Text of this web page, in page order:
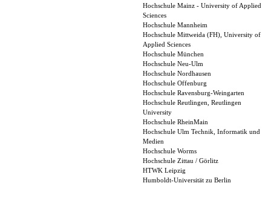
Hochschule Mainz - University of Applied
Sciences
Hochschule Mannheim
Hochschule Mittweida (FH), University of
Applied Sciences
Hochschule München
Hochschule Neu-Ulm
Hochschule Nordhausen
Hochschule Offenburg
Hochschule Ravensburg-Weingarten
Hochschule Reutlingen, Reutlingen
University
Hochschule RheinMain
Hochschule Ulm Technik, Informatik und
Medien
Hochschule Worms
Hochschule Zittau / Görlitz
HTWK Leipzig
Humboldt-Universität zu Berlin